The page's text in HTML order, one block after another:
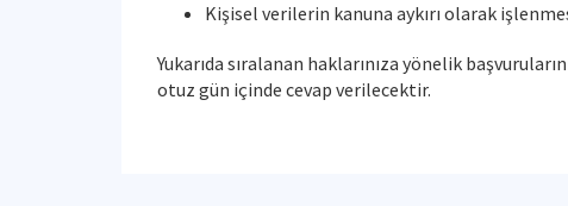
Kişisel verilerin kanuna aykırı olarak
Yukarıda sıralanan haklarınıza yönelik
otuz gün içinde cevap verilecektir.